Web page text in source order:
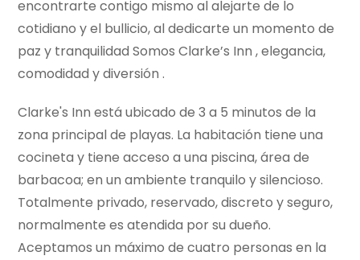
encontrarte contigo mismo al alejarte de lo
cotidiano y el bullicio, al dedicarte un momento de
paz y tranquilidad Somos Clarke’s Inn , elegancia,
comodidad y diversión .
Clarke's Inn está ubicado de 3 a 5 minutos de la
zona principal de playas. La habitación tiene una
cocineta y tiene acceso a una piscina, área de
barbacoa; en un ambiente tranquilo y silencioso.
Totalmente privado, reservado, discreto y seguro,
normalmente es atendida por su dueño.
Aceptamos un máximo de cuatro personas en la